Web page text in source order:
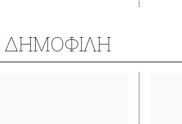
ΔΗΜΟΦΙΛΗ